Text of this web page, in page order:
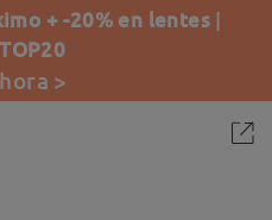
+ -20% en lentes |
TOP20
>